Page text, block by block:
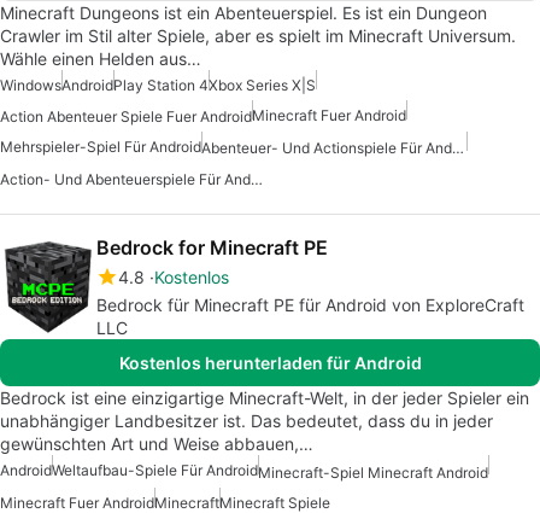
Minecraft Dungeons ist ein Abenteuerspiel. Es ist ein Dungeon
Crawler im Stil alter Spiele, aber es spielt im Minecraft Universum.
Wähle einen Helden aus…
WindowsAndroidPlay Station 4Xbox Series X|S
Action Abenteuer Spiele Fuer AndroidMinecraft Fuer Android
Mehrspieler-Spiel Für Android
Abenteuer- Und Actionspiele Für Android
Action- Und Abenteuerspiele Für Android
Bedrock for Minecraft PE
4.8 Kostenlos
Bedrock für Minecraft PE für Android von ExploreCraft
LLC
Kostenlos herunterladen für Android
Bedrock ist eine einzigartige Minecraft-Welt, in der jeder Spieler ein
unabhängiger Landbesitzer ist. Das bedeutet, dass du in jeder
gewünschten Art und Weise abbauen,…
AndroidWeltaufbau-Spiele Für AndroidMinecraft-Spiel Minecraft Android
Minecraft Fuer AndroidMinecraftMinecraft Spiele